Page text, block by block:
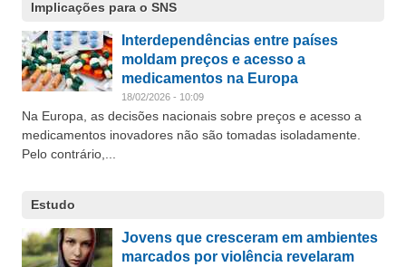
Implicações para o SNS
Interdependências entre países
moldam preços e acesso a
medicamentos na Europa
18/02/2026 - 10:09
Na Europa, as decisões nacionais sobre preços e acesso a
medicamentos inovadores não são tomadas isoladamente.
Pelo contrário,...
Estudo
Jovens que cresceram em ambientes
marcados por violência revelaram